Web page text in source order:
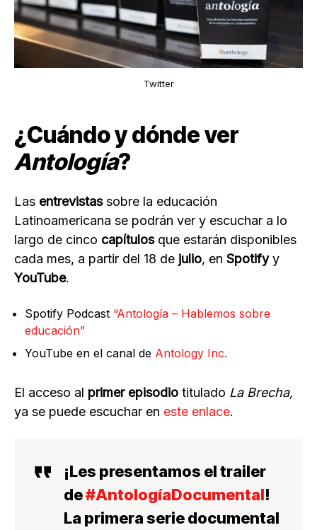
Twitter
¿Cuándo y dónde ver
Antología?
Las entrevistassobre la educación
Latinoamericana se podrán ver y escuchar a lo
largo de cinco capítulos que estarán disponibles
cada mes, a partir del 18 de julio, en Spotifyy
YouTube.
Spotify Podcast “Antología – Hablemos sobre
educación”
YouTube en el canal de Antology Inc.
El acceso al primer episodio titulado La Brecha,
ya se puede escuchar en este enlace.
¡Les presentamos el trailer
de#AntologíaDocumental!
La primera serie documental